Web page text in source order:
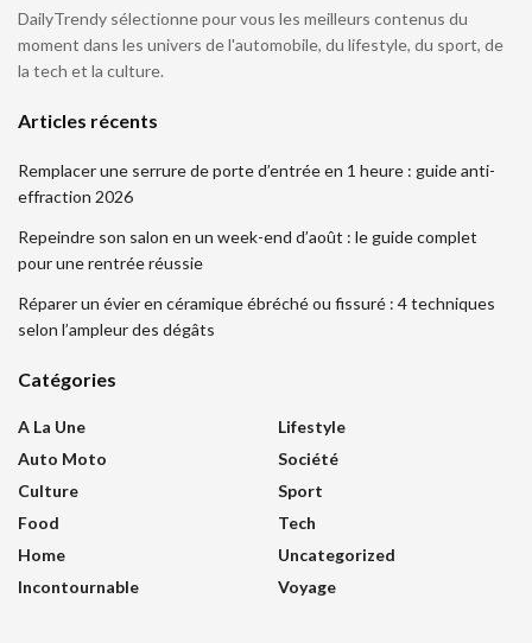
DailyTrendy sélectionne pour vous les meilleurs contenus du
moment dans les univers de l'automobile, du lifestyle, du sport, de
la tech et la culture.
Articles récents
Remplacer une serrure de porte d’entrée en 1 heure : guide anti-
effraction 2026
Repeindre son salon en un week-end d’août : le guide complet
pour une rentrée réussie
Réparer un évier en céramique ébréché ou fissuré : 4 techniques
selon l’ampleur des dégâts
Catégories
A La Une
Auto Moto
Culture
Food
Home
Incontournable
Lifestyle
Société
Sport
Tech
Uncategorized
Voyage